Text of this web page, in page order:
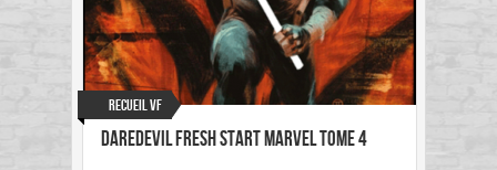
Recueil VF
Daredevil Fresh Start Marvel Tome 4